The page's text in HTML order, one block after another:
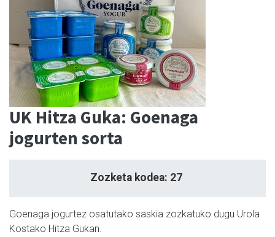
UK Hitza Guka: Goenaga
jogurten sorta
Zozketa kodea: 27
Goenaga jogurtez osatutako saskia zozkatuko dugu Urola
Kostako Hitza Gukan.